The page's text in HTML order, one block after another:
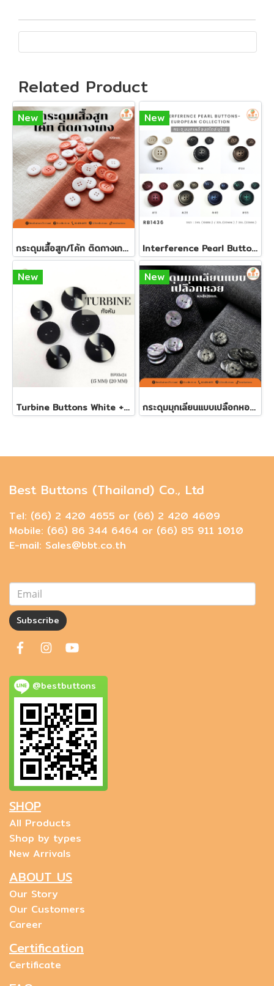
Related Product
New
กระดุมเสื้อสูท/โค้ท ติดกางเกง 20มิล (100 เม็ด)
New
Interference Pearl Buttons - European Collection
New
Turbine Buttons White + Black 15 mm., 20 mm.
New
กระดุมมุกเลียนแบบเปลือกหอย 20มิลคละสี (60 เม็ด)
Best Buttons (Thailand) Co., Ltd
Tel: (66) 2 420 4655 or (66) 2 420 4609
Mobile: (66) 86 344 6464 or (66) 85 911 1010
E-mail: Sales@bbt.co.th
Subscribe
@bestbuttons
SHOP
All Products
Shop by types
New Arrivals
ABOUT US
Our Story
Our Customers
Career
Certification
Certificate